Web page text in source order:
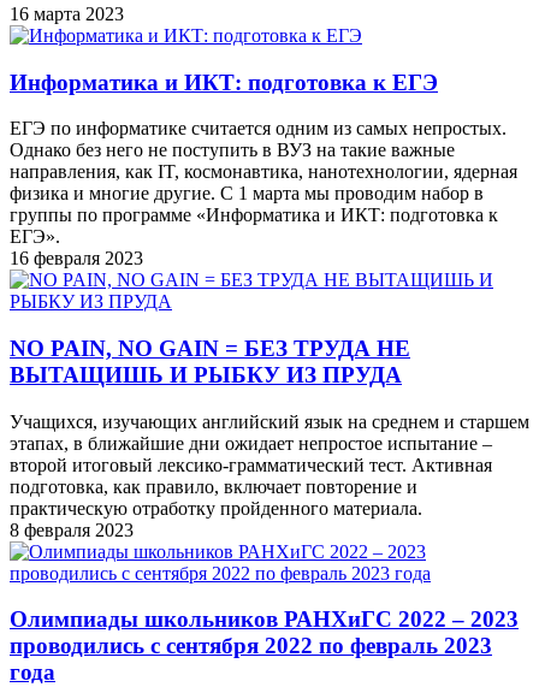
16 марта 2023
Информатика и ИКТ: подготовка к ЕГЭ
ЕГЭ по информатике считается одним из самых непростых.
Однако без него не поступить в ВУЗ на такие важные
направления, как IT, космонавтика, нанотехнологии, ядерная
физика и многие другие. С 1 марта мы проводим набор в
группы по программе «Информатика и ИКТ: подготовка к
ЕГЭ».
16 февраля 2023
NO PAIN, NO GAIN = БЕЗ ТРУДА НЕ
ВЫТАЩИШЬ И РЫБКУ ИЗ ПРУДА
Учащихся, изучающих английский язык на среднем и старшем
этапах, в ближайшие дни ожидает непростое испытание –
второй итоговый лексико-грамматический тест. Активная
подготовка, как правило, включает повторение и
практическую отработку пройденного материала.
8 февраля 2023
Олимпиады школьников РАНХиГС 2022 – 2023
проводились с сентября 2022 по февраль 2023
года